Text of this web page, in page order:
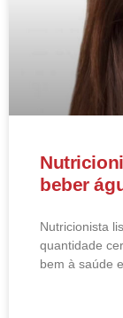
beber
Nutricionista
quantidade
bem à saúde